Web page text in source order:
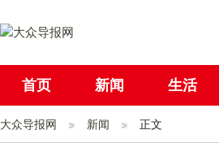
首页 新闻 生活
社会 国际
大众导报网 新闻 正文